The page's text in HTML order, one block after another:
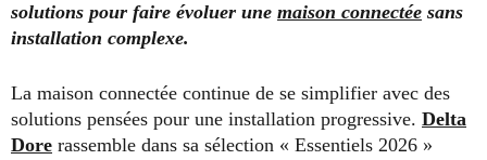
solutions pour faire évoluer une maison connectée sans
installation complexe.
La maison connectée continue de se simplifier avec des
solutions pensées pour une installation progressive. Delta
Dore rassemble dans sa sélection « Essentiels 2026 »